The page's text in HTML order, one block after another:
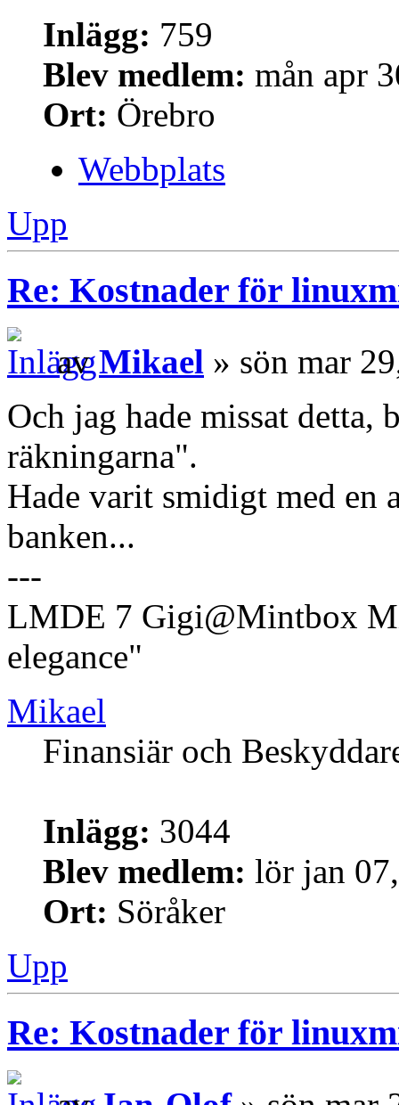
Inlägg: 759
Blev medlem: mån apr
Ort: Örebro
Webbplats
Upp
Re: Kostnader för
avMikael » sön mar
Och jag hade missat detta,
räkningarna".
Hade varit smidigt med
banken...
---
LMDE 7 Gigi@Mintbox
elegance"
Mikael
Finansiär och
Inlägg: 3044
Blev medlem: lör jan
Ort: Söråker
Upp
Re: Kostnader för